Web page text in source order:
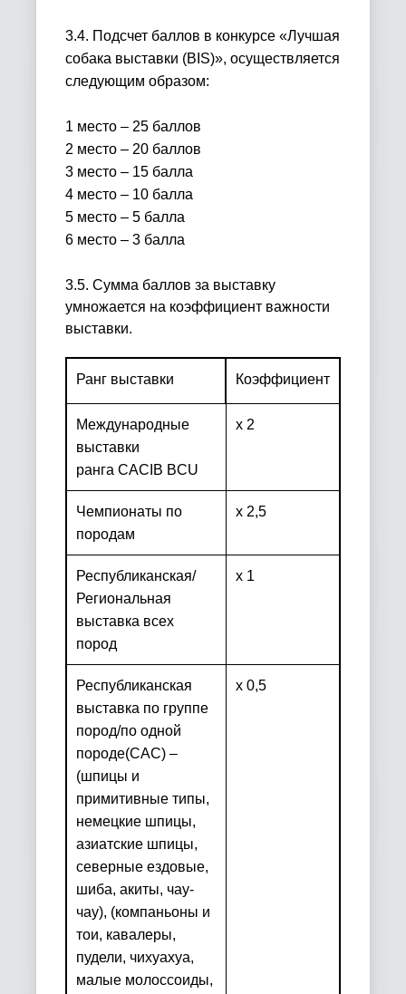
3.4. Подсчет баллов в конкурсе «Лучшая
собака выставки (BIS)», осуществляется
следующим образом:
1 место – 25 баллов
2 место – 20 баллов
3 место – 15 балла
4 место – 10 балла
5 место – 5 балла
6 место – 3 балла
3.5. Сумма баллов за выставку
умножается на коэффициент важности
выставки.
Ранг выставки Коэффициент
Международные
выставки
ранга CACIB BCU
х 2
Чемпионаты по
породам
х 2,5
Республиканская/
Региональная
выставка всех
пород
х 1
Республиканская
выставка по группе
пород/по одной
породе(CAC) –
(шпицы и
примитивные типы,
немецкие шпицы,
азиатские шпицы,
северные ездовые,
шиба, акиты, чау-
чау), (компаньоны и
тои, кавалеры,
пудели, чихуахуа,
малые молоссоиды,
х 0,5